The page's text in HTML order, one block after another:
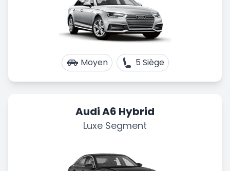
Moyen 5 Siège
Audi A6 Hybrid
Luxe Segment